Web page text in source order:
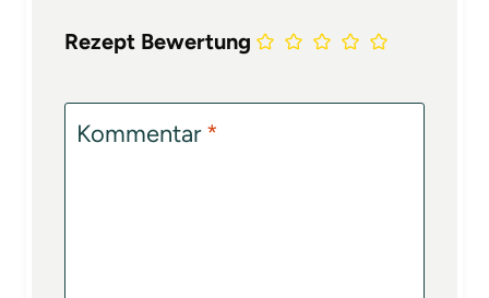
Rezept Bewertung
Kommentar*